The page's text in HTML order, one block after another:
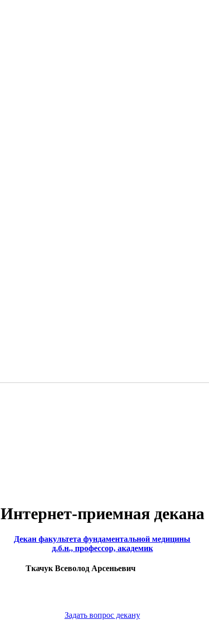
Интернет-приемная декана
Декан факультета фундаментальной медицины
д.б.н., профессор, академик
Ткачук Всеволод Арсеньевич
Задать вопрос декану